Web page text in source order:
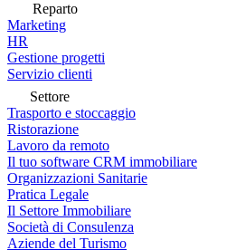
Reparto
Marketing
HR
Gestione progetti
Servizio clienti
Settore
Trasporto e stoccaggio
Ristorazione
Lavoro da remoto
Il tuo software CRM immobiliare
Organizzazioni Sanitarie
Pratica Legale
Il Settore Immobiliare
Società di Consulenza
Aziende del Turismo